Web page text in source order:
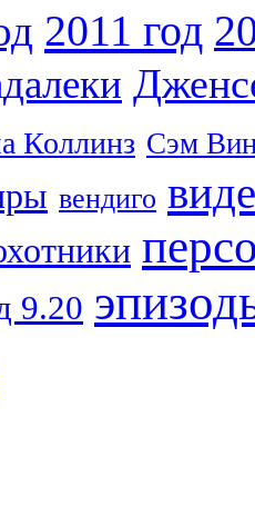
2011 год
Коллинз Сэм
вендиго
9.20